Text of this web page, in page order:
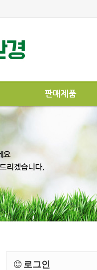
판매제품
로그인